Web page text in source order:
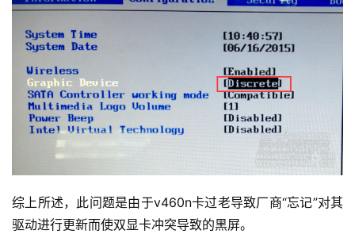
综上所述，此问题是由于v460n卡过老导致厂商“忘记”对其
驱动进行更新而使双显卡冲突导致的黑屏。